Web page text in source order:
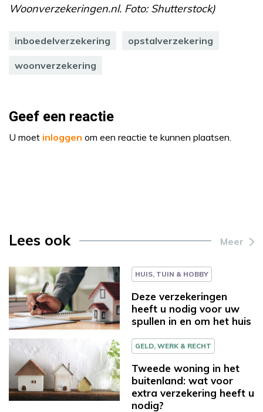
Woonverzekeringen.nl. Foto: Shutterstock)
inboedelverzekering opstalverzekering
woonverzekering
Geef een reactie
U moet inloggen om een reactie te kunnen plaatsen.
Lees ook Meer
HUIS, TUIN & HOBBY
Deze verzekeringen
heeft u nodig voor uw
spullen in en om het huis
GELD, WERK & RECHT
Tweede woning in het
buitenland: wat voor
extra verzekering heeft u
nodig?